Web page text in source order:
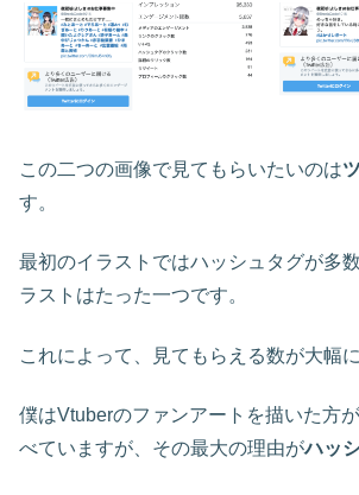
この二つの画像で見てもらいたいのは
す。
最初のイラストではハッシュタグが多
ラストはたった一つです。
これによって、見てもらえる数が大幅
僕はVtuberのファンアートを描いた方
べていますが、その最大の理由がハッ